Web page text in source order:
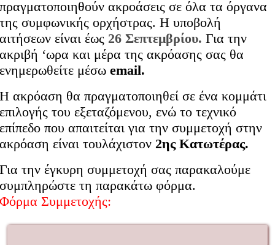
πραγματοποιηθούν ακροάσεις σε όλα τα όργανα
της συμφωνικής ορχήστρας. Η υποβολή
αιτήσεων είναι έως 26 Σεπτεμβρίου.Για την
ακριβή ‘ωρα και μέρα της ακρόασης σας θα
ενημερωθείτε μέσωemail.
Η ακρόαση θα πραγματοποιηθεί σε ένα κομμάτι
επιλογής του εξεταζόμενου, ενώ το τεχνικό
επίπεδο που απαιτείται για την συμμετοχή στην
ακρόαση είναι τουλάχιστον 2ης Κατωτέρας.
Για την έγκυρη συμμετοχή σας παρακαλούμε
συμπληρώστε τη παρακάτω φόρμα.
Φόρμα Συμμετοχής: